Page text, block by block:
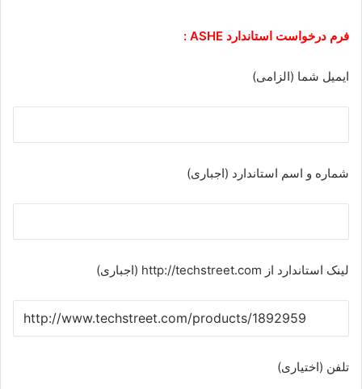
فرم درخواست استاندارد ASHE :
ایمیل شما (الزامی)
شماره و اسم استاندارد (اجباری)
لینک استاندارد از http://techstreet.com (اجباری)
تلفن (اختیاری)